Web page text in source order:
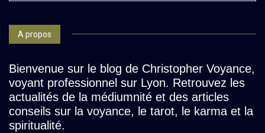
A propos
Bienvenue sur le blog de Christopher Voyance,
voyant professionnel sur Lyon. Retrouvez les
actualités de la médiumnité et des articles
conseils sur la voyance, le tarot, le karma et la
spiritualité.